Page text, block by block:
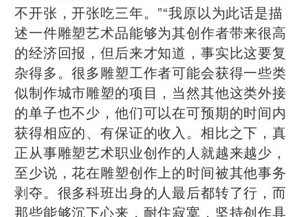
不开张，开张吃三年。”“我原以为此话是描
述一件雕塑艺术品能够为其创作者带来很高
的经济回报，但后来才知道，事实比这要复
杂得多。很多雕塑工作者可能会获得一些类
似制作城市雕塑的项目，当然其他这类外接
的单子也不少，他们可以在可预期的时间内
获得相应的、有保证的收入。相比之下，真
正从事雕塑艺术职业创作的人就越来越少，
至少说，花在雕塑创作上的时间被其他事务
剥夺。很多科班出身的人最后都转了行，而
那些能够沉下心来，耐住寂寞，坚持创作具